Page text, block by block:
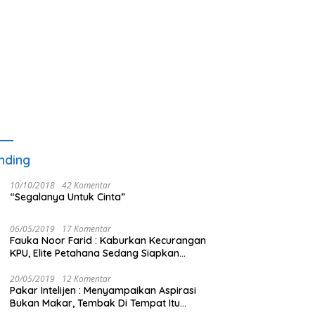
10/10/2018 42 Komentar
“Segalanya Untuk Cinta”
06/05/2019 17 Komentar
Fauka Noor Farid : Kaburkan Kecurangan
KPU, Elite Petahana Sedang Siapkan
20/05/2019 12 Komentar
Pakar Intelijen : Menyampaikan Aspirasi
Bukan Makar, Tembak Di Tempat Itu